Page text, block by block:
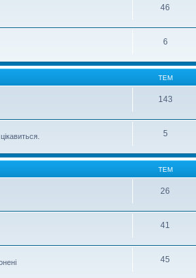
46
6
ТЕМ
143
5
ТЕМ
26
41
45